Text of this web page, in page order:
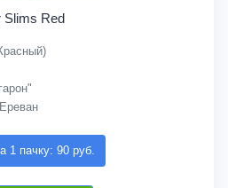
Slims Red
1 пачку: 90 руб.